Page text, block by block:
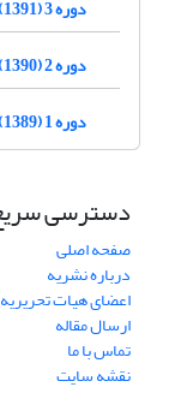
دوره 3 (1391)
دوره 2 (1390)
دوره 1 (1389)
دسترسی
صفحه اصلی
درباره نشریه
اعضای هیات تحریریه
ارسال مقاله
تماس با ما
نقشه سایت